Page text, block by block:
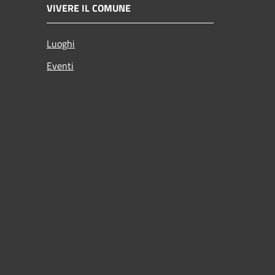
VIVERE IL COMUNE
Luoghi
Eventi